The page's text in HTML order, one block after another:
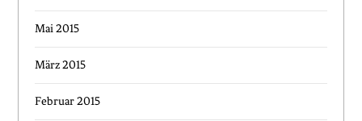
Mai 2015
März 2015
Februar 2015